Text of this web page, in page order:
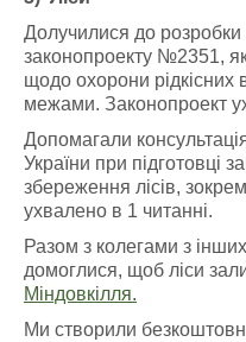
Долучилися до
законопроекту №2351,
щодо охорони рідкісних
межами. Законопроект
Допомагали
України при підготовці
збереження лісів,
ухвалено в 1 читанні.
Разом з колегами з
домоглися, щоб ліси
Міндовкілля.
Ми створили